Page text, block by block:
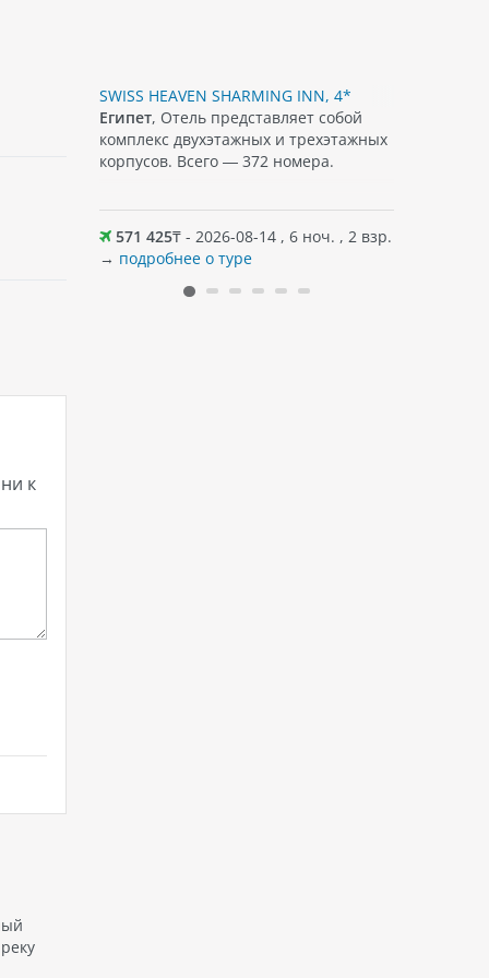
к
RESORT), 4*
SAVITA RESORT), 4*SWISS HEAVEN SHARMING INN, 4*
Египет, Отель представляет собой
комплекс двухэтажных и трехэтажных
корпусов. Всего — 372 номера.
571 425₸ - 2026-08-14 , 6 ноч. , 2 взр.
→ подробнее о туре